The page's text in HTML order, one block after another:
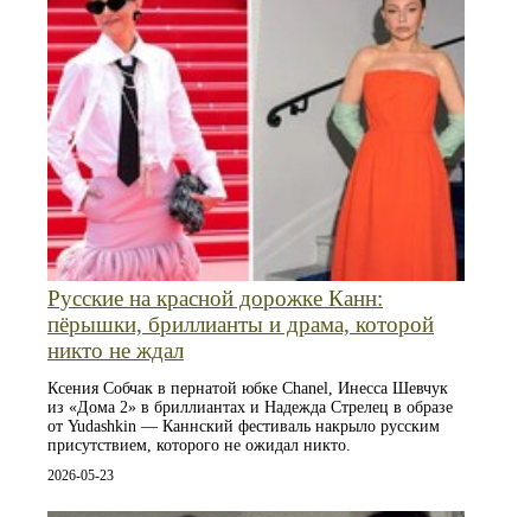
Русские на красной дорожке Канн:
пёрышки, бриллианты и драма, которой
никто не ждал
Ксения Собчак в пернатой юбке Chanel, Инесса Шевчук
из «Дома 2» в бриллиантах и Надежда Стрелец в образе
от Yudashkin — Каннский фестиваль накрыло русским
присутствием, которого не ожидал никто.
2026-05-23